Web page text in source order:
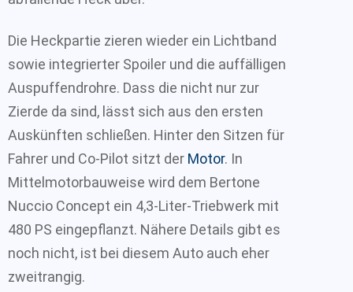
Die Heckpartie zieren wieder ein Lichtband
sowie integrierter Spoiler und die auffälligen
Auspuffendrohre. Dass die nicht nur zur
Zierde da sind, lässt sich aus den ersten
Auskünften schließen. Hinter den Sitzen für
Fahrer und Co-Pilot sitzt der Motor. In
Mittelmotorbauweise wird dem Bertone
Nuccio Concept ein 4,3-Liter-Triebwerk mit
480 PS eingepflanzt. Nähere Details gibt es
noch nicht, ist bei diesem Auto auch eher
zweitrangig.